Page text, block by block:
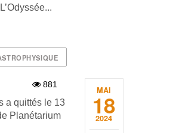
MAI
18
2024
881
a quittés le 13
Planétarium